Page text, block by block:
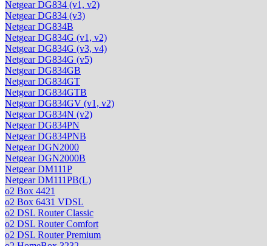
Netgear DG834 (v1, v2)
Netgear DG834 (v3)
Netgear DG834B
Netgear DG834G (v1, v2)
Netgear DG834G (v3, v4)
Netgear DG834G (v5)
Netgear DG834GB
Netgear DG834GT
Netgear DG834GTB
Netgear DG834GV (v1, v2)
Netgear DG834N (v2)
Netgear DG834PN
Netgear DG834PNB
Netgear DGN2000
Netgear DGN2000B
Netgear DM111P
Netgear DM111PB(L)
o2 Box 4421
o2 Box 6431 VDSL
o2 DSL Router Classic
o2 DSL Router Comfort
o2 DSL Router Premium